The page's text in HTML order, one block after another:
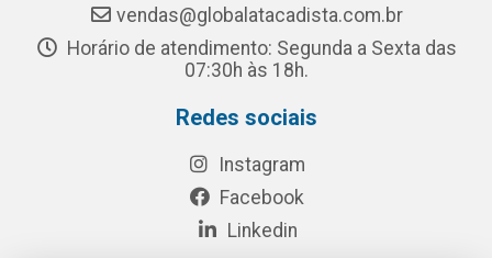
vendas@globalatacadista.com.br
Horário de atendimento: Segunda a Sexta das
07:30h às 18h.
Redes sociais
Instagram
Facebook
Linkedin